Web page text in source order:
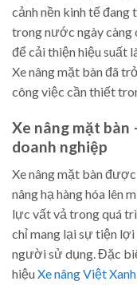
cảnh nền kinh tế đang
trong nước ngày càng
để cải thiện hiệu suất
Xe nâng mặt bàn đã
công việc cần thiết
Xe nâng mặt bàn
doanh nghiệp
Xe nâng mặt bàn
nâng hạ hàng hóa lên
lực vất vả trong quá
chỉ mang lại sự tiện
người sử dụng. Đặc
hiệuXe nâng Việt Xanh